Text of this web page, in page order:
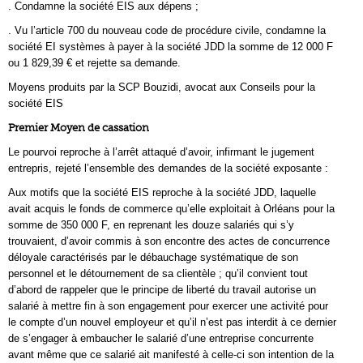
. Condamne la société EIS aux dépens ;
. Vu l’article 700 du nouveau code de procédure civile, condamne la
société EI systèmes à payer à la société JDD la somme de 12 000 F
ou 1 829,39 € et rejette sa demande.
Moyens produits par la SCP Bouzidi, avocat aux Conseils pour la
société EIS
Premier Moyen de cassation
Le pourvoi reproche à l’arrêt attaqué d’avoir, infirmant le jugement
entrepris, rejeté l’ensemble des demandes de la société exposante :
Aux motifs que la société EIS reproche à la société JDD, laquelle
avait acquis le fonds de commerce qu’elle exploitait à Orléans pour la
somme de 350 000 F, en reprenant les douze salariés qui s’y
trouvaient, d’avoir commis à son encontre des actes de concurrence
déloyale caractérisés par le débauchage systématique de son
personnel et le détournement de sa clientèle ; qu’il convient tout
d’abord de rappeler que le principe de liberté du travail autorise un
salarié à mettre fin à son engagement pour exercer une activité pour
le compte d’un nouvel employeur et qu’il n’est pas interdit à ce dernier
de s’engager à embaucher le salarié d’une entreprise concurrente
avant même que ce salarié ait manifesté à celle-ci son intention de la